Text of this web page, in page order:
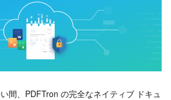
間、PDFTron の完全なネイティブ ドキュ